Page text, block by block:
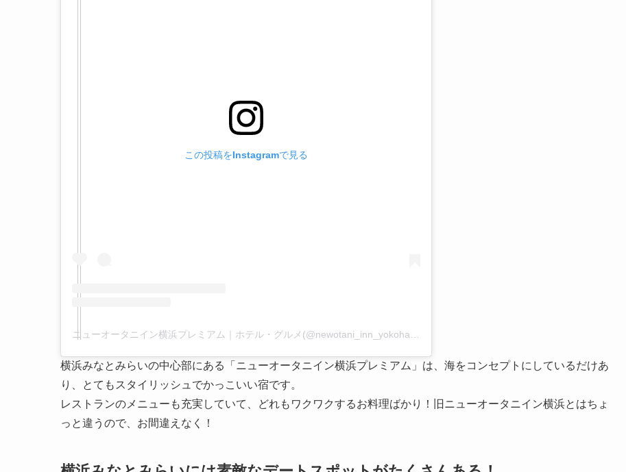
この投稿をInstagramで見る
横浜みなとみらいの中心部にある「ニューオータニイン横浜プレミアム」は、海をコンセプトにしているだけあ
り、とてもスタイリッシュでかっこいい宿です。
レストランのメニューも充実していて、どれもワクワクするお料理ばかり！旧ニューオータニイン横浜とはちょ
っと違うので、お間違えなく！